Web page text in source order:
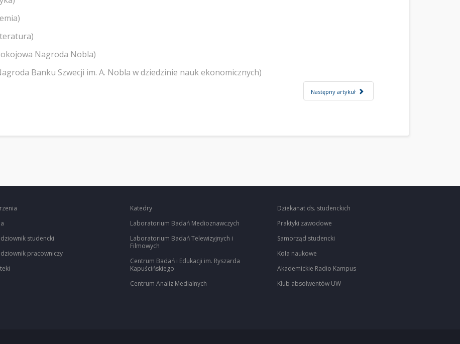
Nagroda Nobla)
Banku Szwecji im. A. Nobla w dziedzinie nauk ekonomicznych)
Następny artykuł
studencki
pracowniczy
Katedry
Laboratorium Badań Medioznawczych
Laboratorium Badań Telewizyjnych i
Filmowych
Centrum Badań i Edukacji im. Ryszarda
Kapuścińskiego
Centrum Analiz Medialnych
Dziekanat ds. studenckich
Praktyki zawodowe
Samorząd studencki
Koła naukowe
Akademickie Radio Kampus
Klub absolwentów UW